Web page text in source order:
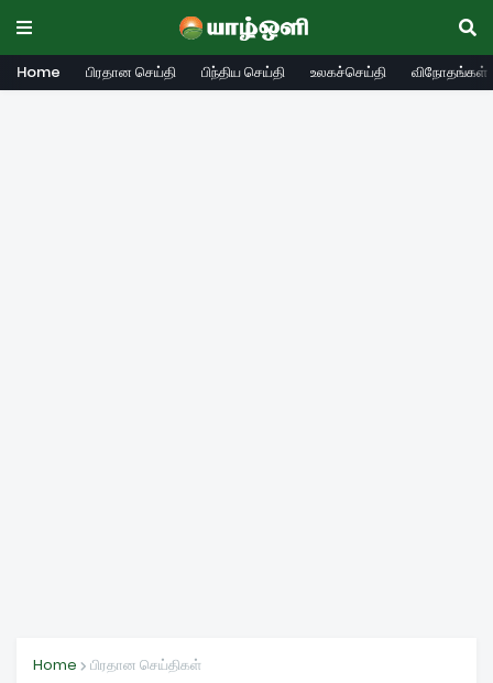
Home பிரதான செய்தி பிந்திய செய்தி உலகச்செய்தி விநோதங்கள்
Home பிரதான செய்திகள்